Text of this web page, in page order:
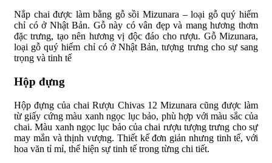
Nắp chai được làm bằng gỗ sồi Mizunara – loại gỗ quý hiếm
chỉ có ở Nhật Bản. Gỗ này có vân đẹp và mang hương thơm
đặc trưng, tạo nên hương vị độc đáo cho rượu. Gỗ Mizunara,
loại gỗ quý hiếm chỉ có ở Nhật Bản, tượng trưng cho sự sang
trọng và tinh tế
Hộp đựng
Hộp đựng của chai Rượu Chivas 12 Mizunara cũng được làm
từ giấy cứng màu xanh ngọc lục bảo, phù hợp với màu sắc của
chai. Màu xanh ngọc lục bảo của chai rượu tượng trưng cho sự
may mắn và thịnh vượng. Thiết kế đơn giản nhưng tinh tế, với
hoa văn tỉ mỉ, thể hiện sự tinh tế trong từng chi tiết.